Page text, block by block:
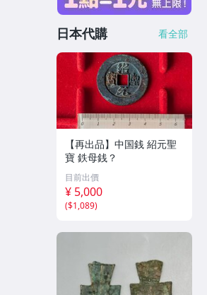
日本代購 看全部
【再出品】中国銭 紹元聖
寶 鉄母銭？
目前出價
¥ 5,000
($1,089)